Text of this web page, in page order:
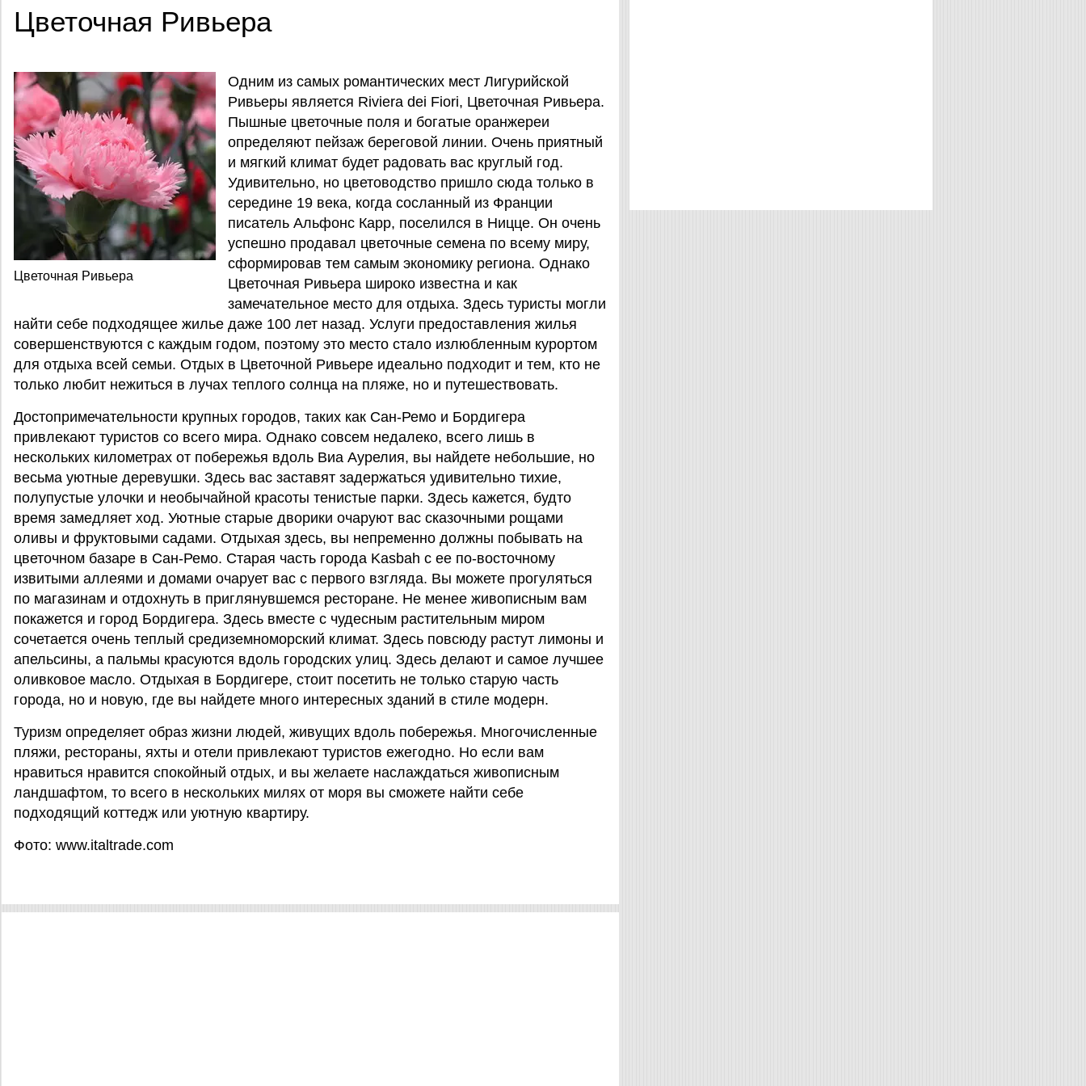
Цветочная Ривьера
Цветочная Ривьера
Одним из самых романтических мест Лигурийской
Ривьеры является Riviera dei Fiori, Цветочная Ривьера.
Пышные цветочные поля и богатые оранжереи
определяют пейзаж береговой линии. Очень приятный
и мягкий климат будет радовать вас круглый год.
Удивительно, но цветоводство пришло сюда только в
середине 19 века, когда сосланный из Франции
писатель Альфонс Карр, поселился в Ницце. Он очень
успешно продавал цветочные семена по всему миру,
сформировав тем самым экономику региона. Однако
Цветочная Ривьера широко известна и как
замечательное место для отдыха. Здесь туристы могли
найти себе подходящее жилье даже 100 лет назад. Услуги предоставления жилья
совершенствуются с каждым годом, поэтому это место стало излюбленным курортом
для отдыха всей семьи. Отдых в Цветочной Ривьере идеально подходит и тем, кто не
только любит нежиться в лучах теплого солнца на пляже, но и путешествовать.
Достопримечательности крупных городов, таких как Сан-Ремо и Бордигера
привлекают туристов со всего мира. Однако совсем недалеко, всего лишь в
нескольких километрах от побережья вдоль Виа Аурелия, вы найдете небольшие, но
весьма уютные деревушки. Здесь вас заставят задержаться удивительно тихие,
полупустые улочки и необычайной красоты тенистые парки. Здесь кажется, будто
время замедляет ход. Уютные старые дворики очаруют вас сказочными рощами
оливы и фруктовыми садами. Отдыхая здесь, вы непременно должны побывать на
цветочном базаре в Сан-Ремо. Старая часть города Kasbah с ее по-восточному
извитыми аллеями и домами очарует вас с первого взгляда. Вы можете прогуляться
по магазинам и отдохнуть в приглянувшемся ресторане. Не менее живописным вам
покажется и город Бордигера. Здесь вместе с чудесным растительным миром
сочетается очень теплый средиземноморский климат. Здесь повсюду растут лимоны и
апельсины, а пальмы красуются вдоль городских улиц. Здесь делают и самое лучшее
оливковое масло. Отдыхая в Бордигере, стоит посетить не только старую часть
города, но и новую, где вы найдете много интересных зданий в стиле модерн.
Туризм определяет образ жизни людей, живущих вдоль побережья. Многочисленные
пляжи, рестораны, яхты и отели привлекают туристов ежегодно. Но если вам
нравиться нравится спокойный отдых, и вы желаете наслаждаться живописным
ландшафтом, то всего в нескольких милях от моря вы сможете найти себе
подходящий коттедж или уютную квартиру.
Фото: www.italtrade.com